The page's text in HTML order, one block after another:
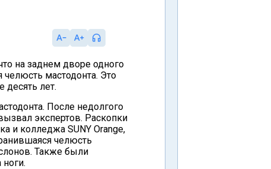
на заднем дворе одного
мастодонта. Это
десять лет.
После недолгого
экспертов. Раскопки
и колледжа SUNY Orange,
челюсть
Также были